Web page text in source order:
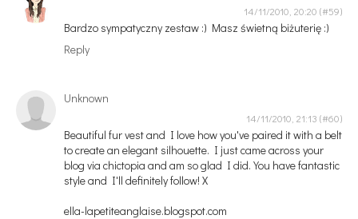
14/11/2010, 20:20
Bardzo sympatyczny zestaw :) Masz świetną biżuterię :)
Reply
Unknown
14/11/2010, 21:13
Beautiful fur vest and I love how you've paired it with a belt
to create an elegant silhouette. I just came across your
blog via chictopia and am so glad I did. You have fantastic
style and I'll definitely follow! X
ella-lapetiteanglaise.blogspot.com